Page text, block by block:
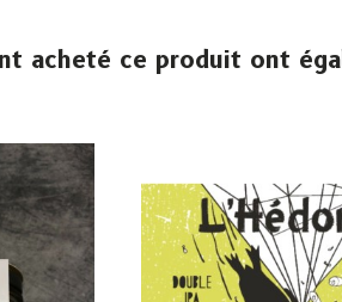
acheté ce produit ont